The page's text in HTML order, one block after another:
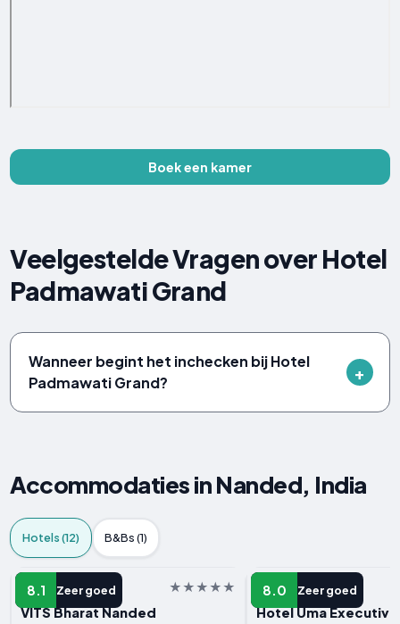
Boek een kamer
Veelgestelde Vragen over Hotel
Padmawati Grand
Wanneer begint het inchecken bij Hotel
Padmawati Grand?
Accommodaties in Nanded, India
Hotels (12) B&Bs (1)
8.1 Zeer goed
HOTEL
VITS Bharat Nanded
8.0 Zeer goed
HOTEL
Hotel Uma